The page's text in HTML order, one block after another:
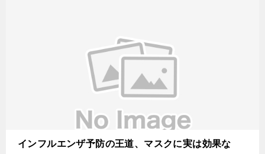
インフルエンザ予防の王道、マスクに実は効果な